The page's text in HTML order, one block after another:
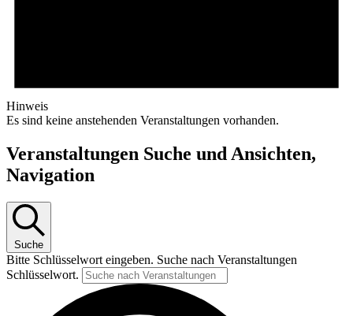
Hinweis
Es sind keine anstehenden Veranstaltungen vorhanden.
Veranstaltungen Suche und Ansichten,
Navigation
Suche
Bitte Schlüsselwort eingeben. Suche nach Veranstaltungen
Schlüsselwort.